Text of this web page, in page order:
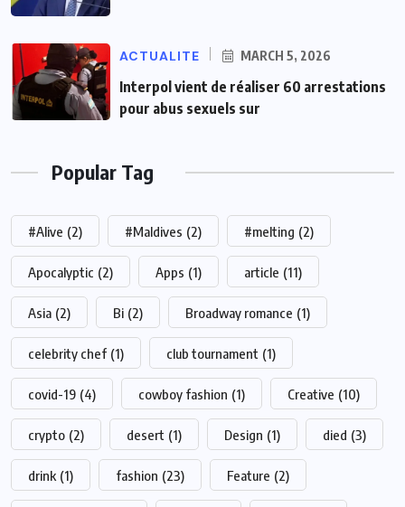
ACTUALITE MARCH 5, 2026
Interpol vient de réaliser 60 arrestations
pour abus sexuels sur
Popular Tag
#Alive (2) #Maldives (2) #melting (2)
Apocalyptic (2) Apps (1) article (11)
Asia (2) Bi (2) Broadway romance (1)
celebrity chef (1) club tournament (1)
covid-19 (4) cowboy fashion (1) Creative (10)
crypto (2) desert (1) Design (1) died (3)
drink (1) fashion (23) Feature (2)